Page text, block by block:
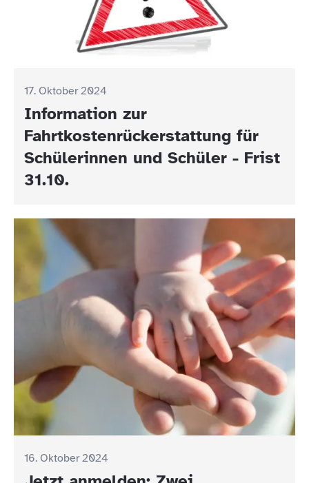
17. Oktober 2024
Information zur
Fahrtkostenrückerstattung für
Schülerinnen und Schüler - Frist
31.10.
16. Oktober 2024